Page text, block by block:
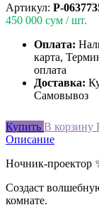
Артикул: P-
450 000 сум / шт.
Оплата:
карта,
оплата
Доставка:
Самовывоз
Купить В корзину
Описание
Ночник-проектор
Создаст
комнате.